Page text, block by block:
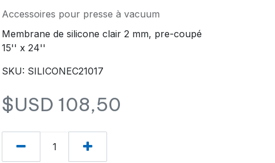
Accessoires pour presse à vacuum
Membrane de silicone clair 2 mm, pre-coupé
15'' x 24''
SKU: SILICONEC21017
$USD 108,50